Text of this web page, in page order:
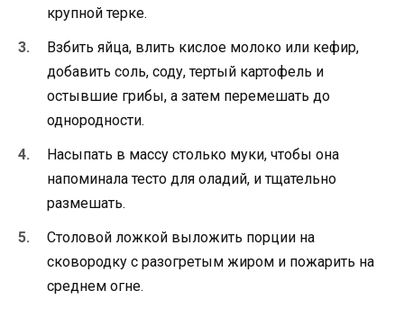
крупной терке.
Взбить яйца, влить кислое молоко или кефир,
добавить соль, соду, тертый картофель и
остывшие грибы, а затем перемешать до
однородности.
Насыпать в массу столько муки, чтобы она
напоминала тесто для оладий, и тщательно
размешать.
Столовой ложкой выложить порции на
сковородку с разогретым жиром и пожарить на
среднем огне.